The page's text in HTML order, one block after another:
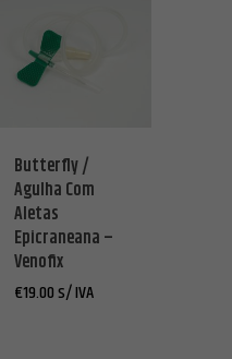
Butterfly /
Agulha Com
Aletas
Epicraneana –
Venofix
€19.00s/ IVA